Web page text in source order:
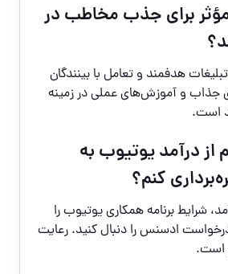
برای جذب مخاطب در
هدفمند و تعامل با بینندگان
جذاب و آموزش‌های عملی در زمینه
است.
از درآمد یوتیوب به
کنم؟
شرایط برنامه همکاری یوتیوب را
ادسنس را دنبال کنید. رعایت
است.